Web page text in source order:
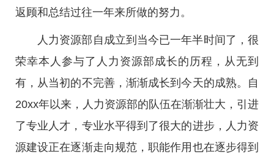
返顾和总结过往一年来所做的努力。
人力资源部自成立到当今已一年半时间了，很
荣幸本人参与了人力资源部成长的历程，从无到
有，从当初的不完善，渐渐成长到今天的成熟。自
20xx年以来，人力资源部的队伍在渐渐壮大，引进
了专业人才，专业水平得到了很大的进步，人力资
源建设正在逐渐走向规范，职能作用也在逐步得到